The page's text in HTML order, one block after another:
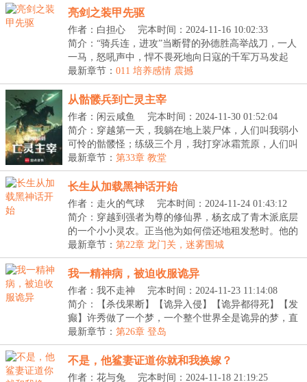
亮剑之装甲先驱
作者：白担心
完本时间：2024-11-16 10:02:33
简介：“骑兵连，进攻”当断臂的孙德胜高举战刀，一人
一马，怒吼声中，悍不畏死地向日寇的千军万马发起
冲...
最新章节： 011 培养感情 震撼
从骷髅兵到亡灵主宰
作者：闲云咸鱼
完本时间：2024-11-30 01:52:04
简介：穿越第一天，我躺在地上装尸体，人们叫我弱小
可怜的骷髅怪；练级三个月，我打穿冰霜荒原，人们叫
我...
最新章节： 第33章 教堂
长生从加载黑神话开始
作者：走火的气球
完本时间：2024-11-24 01:43:12
简介：穿越到强者为尊的修仙界，杨玄成了青木派底层
的一个小小灵农。正当他为如何偿还地租发愁时。他的
脑...
最新章节： 第22章 龙门关，迷雾围城
我一精神病，被迫收服诡异
作者：我不走神
完本时间：2024-11-23 11:14:08
简介：【杀伐果断】【诡异入侵】【诡异都得死】【发
癫】许秀做了一个梦，一个整个世界全是诡异的梦，直
到...
最新章节： 第26章 登岛
不是，他鲨妻证道你就和我换嫁？
作者：花与兔
完本时间：2024-11-18 21:19:25